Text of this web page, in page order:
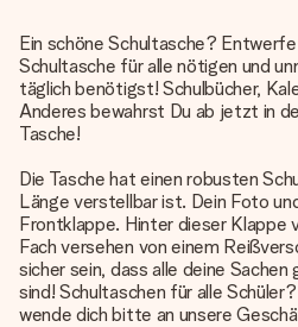
Ein schöne Schultasche?
Schultasche für alle nötigen und
täglich benötigst! Schulbücher,
Anderes bewahrst Du ab jetzt in
Tasche!
Die Tasche hat einen robusten
Länge verstellbar ist. Dein Foto
Frontklappe. Hinter dieser Klappe
Fach versehen von einem
sicher sein, dass alle deine
sind! Schultaschen für alle
wende dich bitte an unsere